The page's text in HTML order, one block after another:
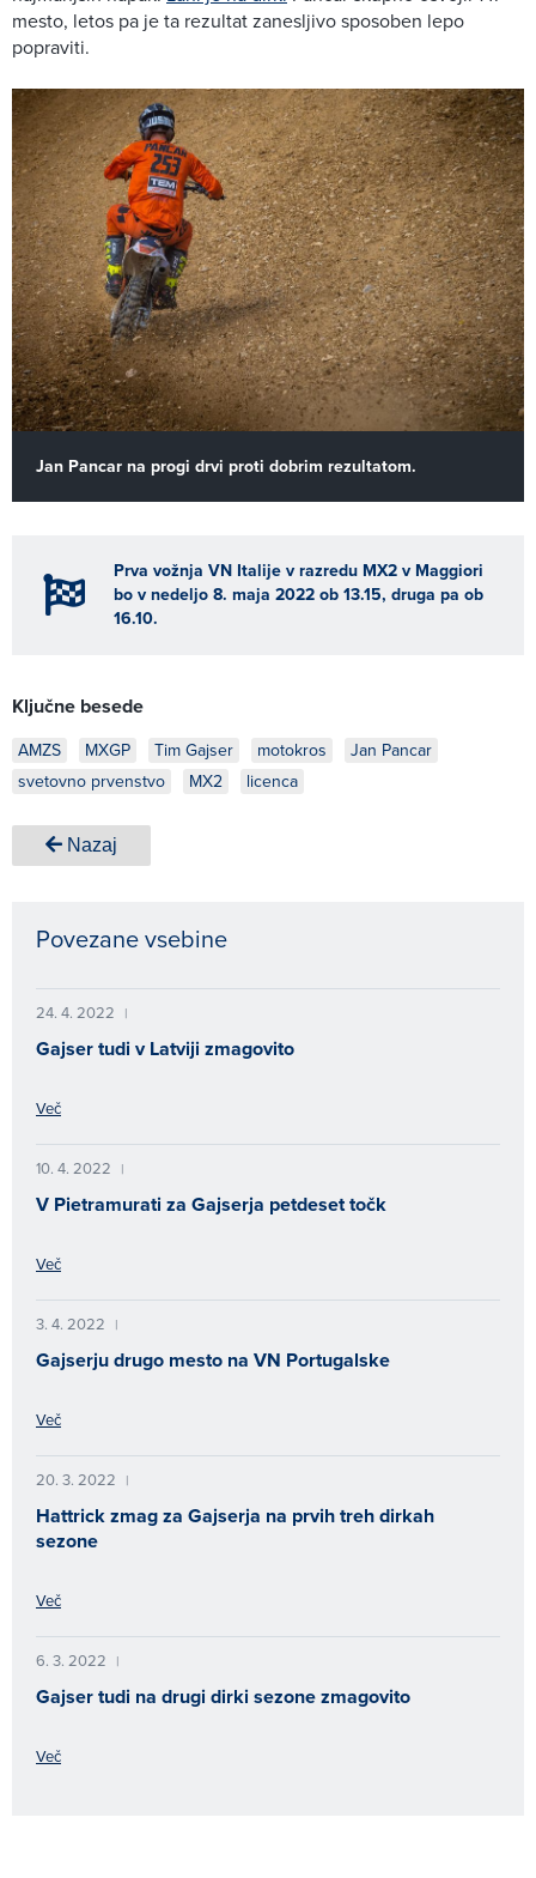
mesto, letos pa je ta rezultat zanesljivo sposoben lepo
popraviti.
Jan Pancar na progi drvi proti dobrim rezultatom.
Prva vožnja VN Italije v razredu MX2 v Maggiori
bo v nedeljo 8. maja 2022 ob 13.15, druga pa ob
16.10.
Ključne besede
AMZS MXGP Tim Gajser motokros
Jan Pancar
svetovno prvenstvo
MX2 licenca
Nazaj
Povezane vsebine
24. 4. 2022 |
Gajser tudi v Latviji zmagovito
Več
10. 4. 2022 |
V Pietramurati za Gajserja petdeset točk
Več
3. 4. 2022 |
Gajserju drugo mesto na VN Portugalske
Več
20. 3. 2022 |
Hattrick zmag za Gajserja na prvih treh dirkah
sezone
Več
6. 3. 2022 |
Gajser tudi na drugi dirki sezone zmagovito
Več